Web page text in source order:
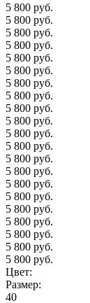
5 800 руб.
5 800 руб.
5 800 руб.
5 800 руб.
5 800 руб.
5 800 руб.
5 800 руб.
5 800 руб.
5 800 руб.
5 800 руб.
5 800 руб.
5 800 руб.
5 800 руб.
5 800 руб.
5 800 руб.
5 800 руб.
5 800 руб.
5 800 руб.
5 800 руб.
5 800 руб.
5 800 руб.
Цвет:
Размер:
40